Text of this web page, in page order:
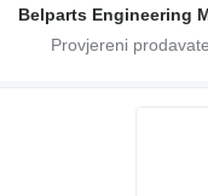
Belparts Engineering